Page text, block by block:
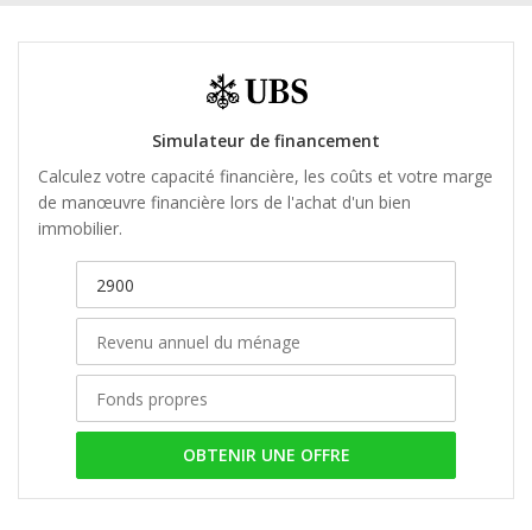
Simulateur de financement
Calculez votre capacité financière, les coûts et votre marge
de manœuvre financière lors de l'achat d'un bien
immobilier.
OBTENIR UNE OFFRE